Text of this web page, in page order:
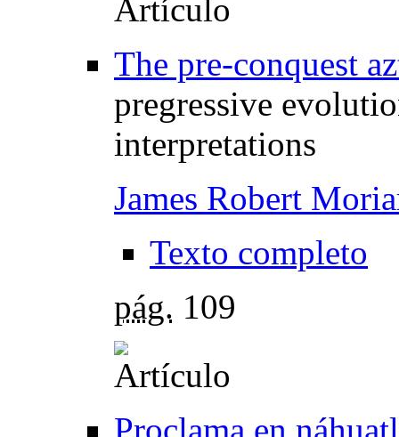
The pre-conquest
pregressive
interpretations
James Robert
Texto completo
pág. 109